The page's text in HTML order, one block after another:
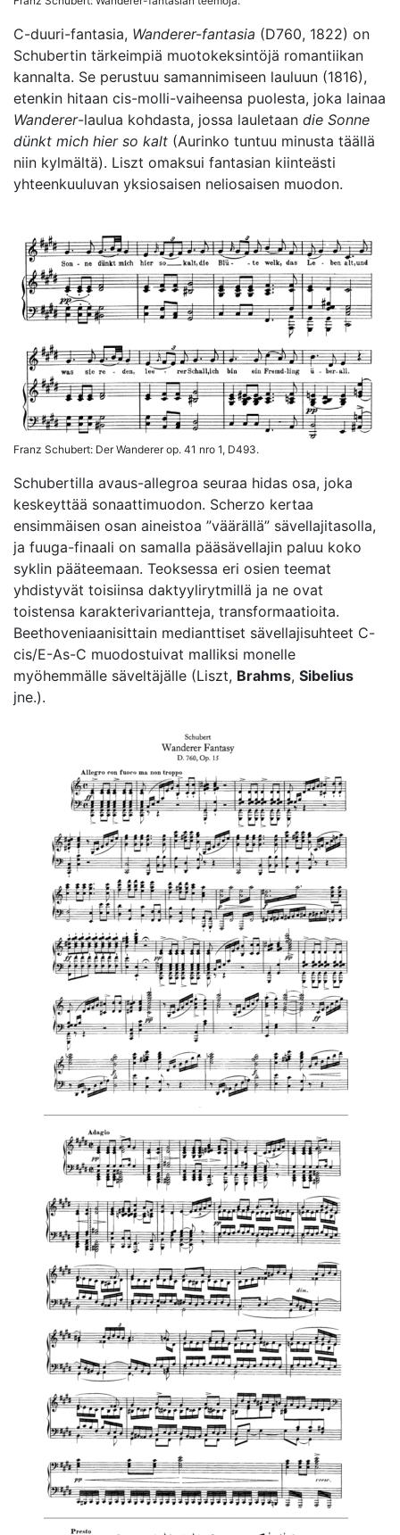
C-duuri-fantasia, Wanderer-fantasia (D760, 1822) on
Schubertin tärkeimpiä muotokeksintöjä romantiikan
kannalta. Se perustuu samannimiseen lauluun (1816),
etenkin hitaan cis-molli-vaiheensa puolesta, joka lainaa
Wanderer-laulua kohdasta, jossa lauletaan die Sonne
dünkt mich hier so kalt (Aurinko tuntuu minusta täällä
niin kylmältä). Liszt omaksui fantasian kiinteästi
yhteenkuuluvan yksiosaisen neliosaisen muodon.
Franz Schubert: Der Wanderer op. 41 nro 1, D493.
Schubertilla avaus-allegroa seuraa hidas osa, joka
keskeyttää sonaattimuodon. Scherzo kertaa
ensimmäisen osan aineistoa ”väärällä” sävellajitasolla,
ja fuuga-finaali on samalla pääsävellajin paluu koko
syklin pääteemaan. Teoksessa eri osien teemat
yhdistyvät toisiinsa daktyylirytmillä ja ne ovat
toistensa karakterivariantteja, transformaatioita.
Beethoveniaanisittain medianttiset sävellajisuhteet C-
cis/E-As-C muodostuivat malliksi monelle
myöhemmälle säveltäjälle (Liszt, Brahms, Sibelius
jne.).